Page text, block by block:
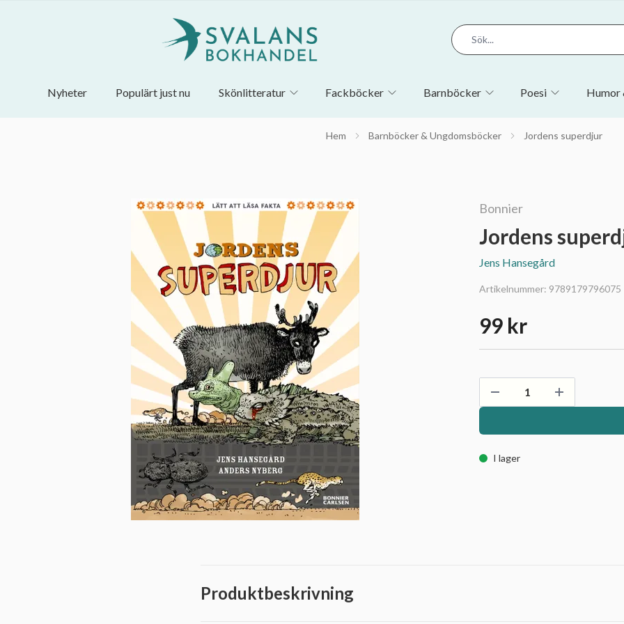
Nyheter Populärt just nu Skönlitteratur Fackböcker Barnböcker Poesi Humor
Hem Barnböcker & Ungdomsböcker Jordens superdjur
Bonnier
Jordens
Jens Hansegård
Artikelnummer: 9789179796075
99 kr
I lager
Produktbeskrivning